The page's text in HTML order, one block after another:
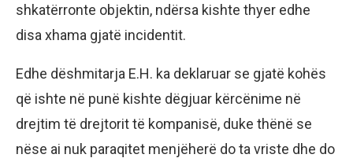
shkatërronte objektin, ndërsa kishte thyer edhe
disa xhama gjatë incidentit.
Edhe dëshmitarja E.H. ka deklaruar se gjatë kohës
që ishte në punë kishte dëgjuar kërcënime në
drejtim të drejtorit të kompanisë, duke thënë se
nëse ai nuk paraqitet menjëherë do ta vriste dhe do